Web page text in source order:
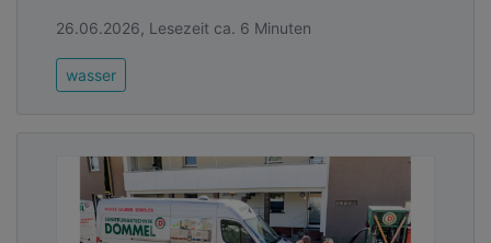
26.06.2026, Lesezeit ca. 6 Minuten
wasser